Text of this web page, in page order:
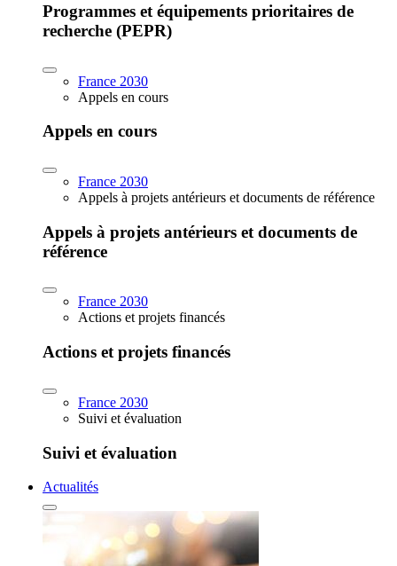
Programmes et équipements prioritaires de
recherche (PEPR)
France 2030
Appels en cours
Appels en cours
France 2030
Appels à projets antérieurs et documents de référence
Appels à projets antérieurs et documents de
référence
France 2030
Actions et projets financés
Actions et projets financés
France 2030
Suivi et évaluation
Suivi et évaluation
Actualités